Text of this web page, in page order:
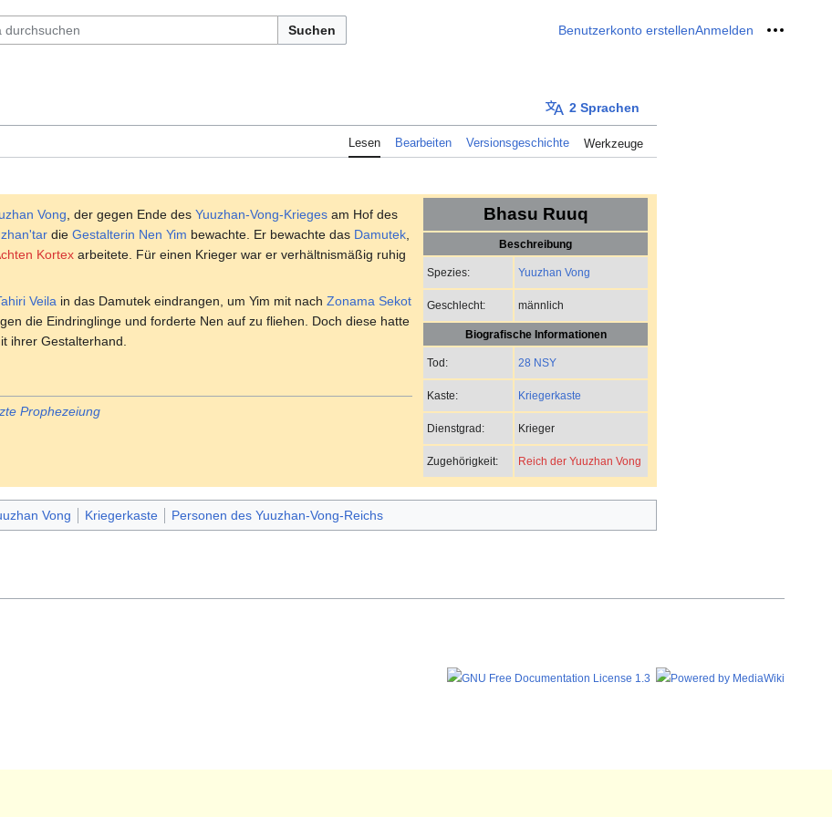
Suchen Benutzerkonto erstellenAnmelden Meine
2 Sprachen
Lesen Bearbeiten Versionsgeschichte Werkzeuge
Bhasu Ruuq
Beschreibung
Spezies: Yuuzhan Vong
Geschlecht: männlich
Biografische Informationen
Tod: 28 NSY
Kaste: Kriegerkaste
Dienstgrad: Krieger
Zugehörigkeit: Reich der Yuuzhan Vong
Vong , der gegen Ende des Yuuzhan-Vong-Krieges am Hof des
die Gestalterin Nen Yim bewachte. Er bewachte das Damutek
Kortex arbeitete. Für einen Krieger war er verhältnismäßig ruhig
Veila in das Damutek eindrangen, um Yim mit nach Zonama Sekot
die Eindringlinge und forderte Nen auf zu fliehen. Doch diese hatte
ihrer Gestalterhand.
Prophezeiung
Vong Kriegerkaste Personen des Yuuzhan-Vong-Reichs